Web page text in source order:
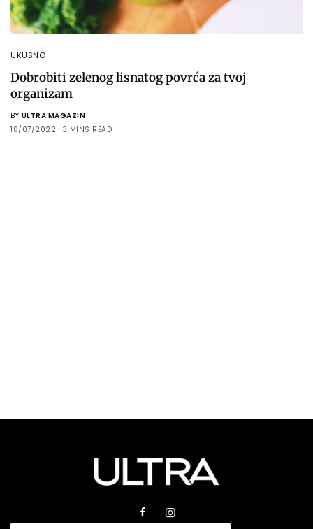
UKUSNO
Dobrobiti zelenog lisnatog povrća za tvoj
organizam
BY ULTRA MAGAZIN
18/07/2022
3 MINS READ